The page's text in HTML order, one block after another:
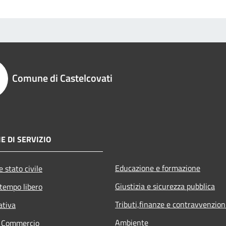
Comune di Castelcovati
DI SERVIZIO
stato civile
libero
Educazione e formazione
Giustizia e sicurezza pubblica
Tributi,finanze e
Ambiente